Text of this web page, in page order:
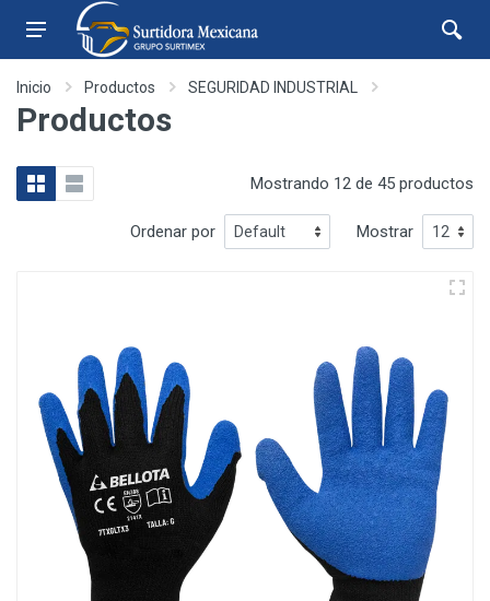
Inicio Productos SEGURIDAD INDUSTRIAL
Productos
Mostrando 12 de 45 productos
Ordenar por Mostrar